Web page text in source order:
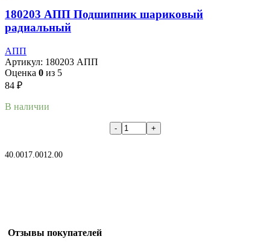
180203 АПП Подшипник шариковый
радиальный
АПП
Артикул: 180203 АПП
Оценка 0 из 5
84 ₽
В наличии
40.0017.0012.00
Отзывы покупателей